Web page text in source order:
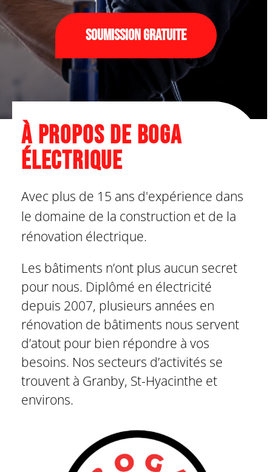
Soumission gratuite
À propos de Boga
Électrique
Avec plus de 15 ans d'expérience dans
le domaine de la construction et de la
rénovation électrique.
Les bâtiments n’ont plus aucun secret
pour nous. Diplômé en électricité
depuis 2007, plusieurs années en
rénovation de bâtiments nous servent
d’atout pour bien répondre à vos
besoins. Nos secteurs d’activités se
trouvent à Granby, St-Hyacinthe et
environs.